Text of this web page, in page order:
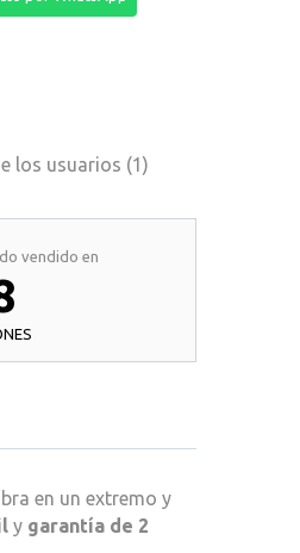
los usuarios (1)
vendido en
en un extremo y
y garantía de 2